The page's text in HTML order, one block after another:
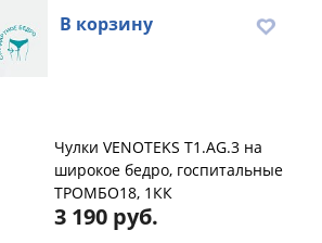
В корзину
Чулки VENOTEKS T1.AG.3 на
широкое бедро, госпитальные
ТРОМБО18, 1КК
3 190 руб.